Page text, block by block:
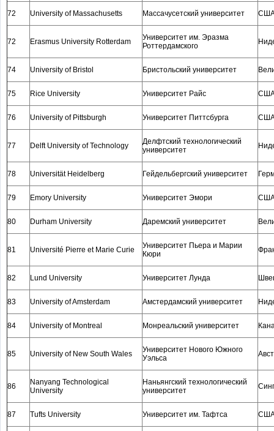
72 University of Massachusetts Массачусетский университет
72 Erasmus University Rotterdam
Университет им. Эразма
Роттердамского
74 University of Bristol Бристольский университет
75 Rice University Университет Райс
76 University of Pittsburgh Университет Питтсбурга
77 Delft University of Technology
Делфтский технологический
университет
78 Universität Heidelberg Гейдельбергский университет
79 Emory University Университет Эмори
80 Durham University Даремский университет
81 Université Pierre et Marie Curie
Университет Пьера и Марии
Кюри
82 Lund University Университет Лунда
83 University of Amsterdam Амстердамский университет
84 University of Montreal Монреальский университет
85 University of New South Wales
Университет Нового Южного
Уэльса
86
Nanyang Technological
University
Наньянгский технологический
университет
87 Tufts University Университет им. Тафтса